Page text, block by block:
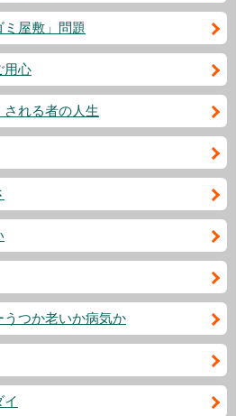
屋敷」問題
用心
れる者の人生
つか老いか病気か